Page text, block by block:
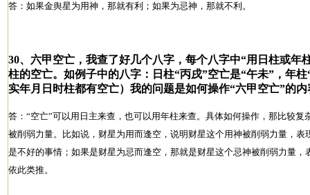
答：如果金舆星为用神，那就有利；如果为忌神，那就不利。
30、六甲空亡，我查了好几个八字，每个八字中“用日柱或年
柱的空亡。如例子中的八字：日柱“丙戌”空亡是“午未”，年
实年月日时柱都有空亡）我的问题是如何操作“六甲空亡”的内
答：“空亡”可以用日主来查，也可以用年柱来查。具体如何操作，那比较复
被削弱力量。比如说，财星为用而逢空，说明财星这个用神被削弱力量，
是不好的事情；如果是财星为忌而逢空，那就是财星这个忌神被削弱力量
依此类推。